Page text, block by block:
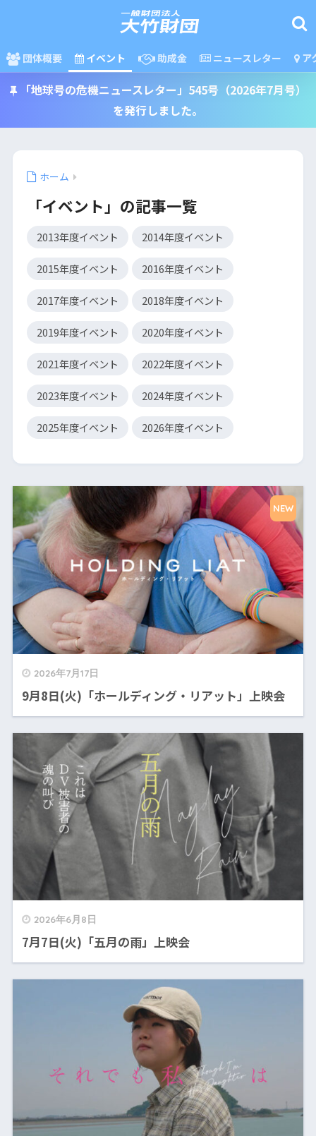
団体概要 イベント 助成金 ニュースレター ア
「地球号の危機ニュースレター」545号（2026年7月号）
を発行しました。
ホーム
「イベント」の記事一覧
2013年度イベント 2014年度イベント
2015年度イベント 2016年度イベント
2017年度イベント 2018年度イベント
2019年度イベント 2020年度イベント
2021年度イベント 2022年度イベント
2023年度イベント 2024年度イベント
2025年度イベント 2026年度イベント
2026年7月17日
9月8日(火)「ホールディング・リアット」上映会
NEW
2026年6月8日
7月7日(火)「五月の雨」上映会